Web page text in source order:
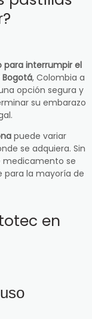
interrumpir el
, Colombia a
opción segura y
su embarazo
puede variar
se adquiera. Sin
medicamento se
para la mayoría de
en